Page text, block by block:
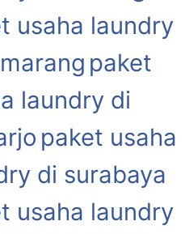
usaha laundry
paket
laundry di
paket usaha
di surabaya
usaha laundry